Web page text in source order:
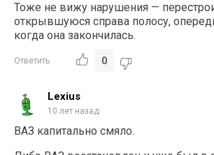
Тоже не вижу нарушения —
открывшуюся справа полосу,
когда она закончилась.
Ответить 0
Lexius
10 лет назад
ВАЗ капитально смяло.